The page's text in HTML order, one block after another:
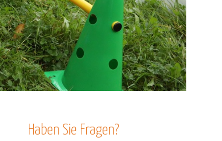
Haben Sie Fragen?